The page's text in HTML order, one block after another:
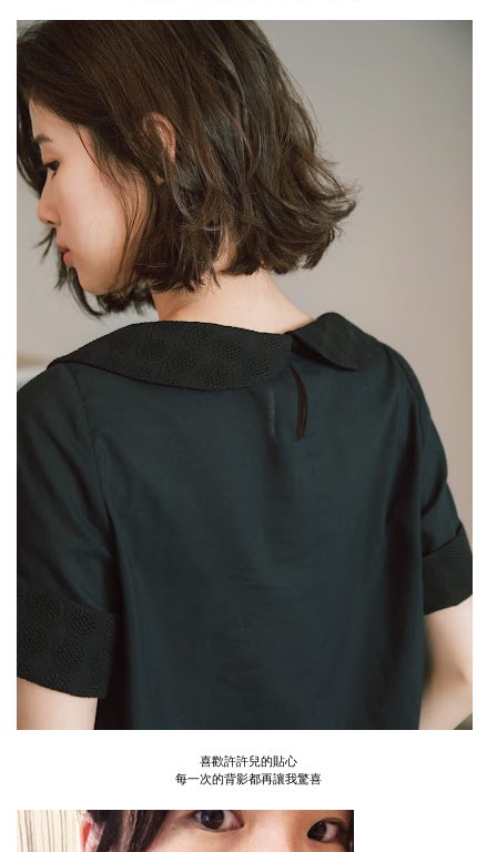
喜歡許許兒的貼心
每一次的背影都再讓我驚喜